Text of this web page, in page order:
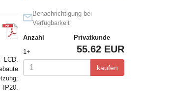
Benachrichtigung bei
Verfügbarkeit
Anzahl
Privatkunde
1+
55.62 EUR
kaufen